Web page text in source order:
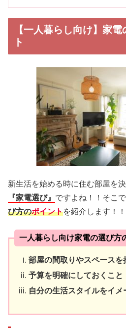
【一人暮らし向け】家
ト
新生活を始める時に住む部屋を
『家電選び』 ですよね！！そこで
び方のポイントを紹介します！！
一人暮らし向け家電の選び方
部屋の間取りやスペースを
予算を明確にしておくこと
自分の生活スタイルをイメ